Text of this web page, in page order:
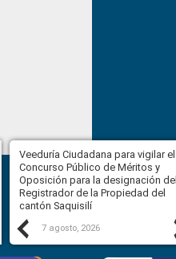
Previous
Veeduría Ciudadana para vigilar el
Concurso Público de Méritos y
Oposición para la designación del
Registrador de la Propiedad del
cantón Saquisilí
7 agosto, 2026